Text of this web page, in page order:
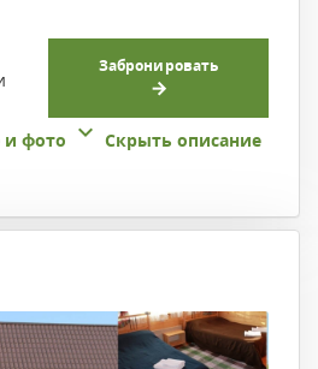
Забронировать
и фото
Скрыть описание